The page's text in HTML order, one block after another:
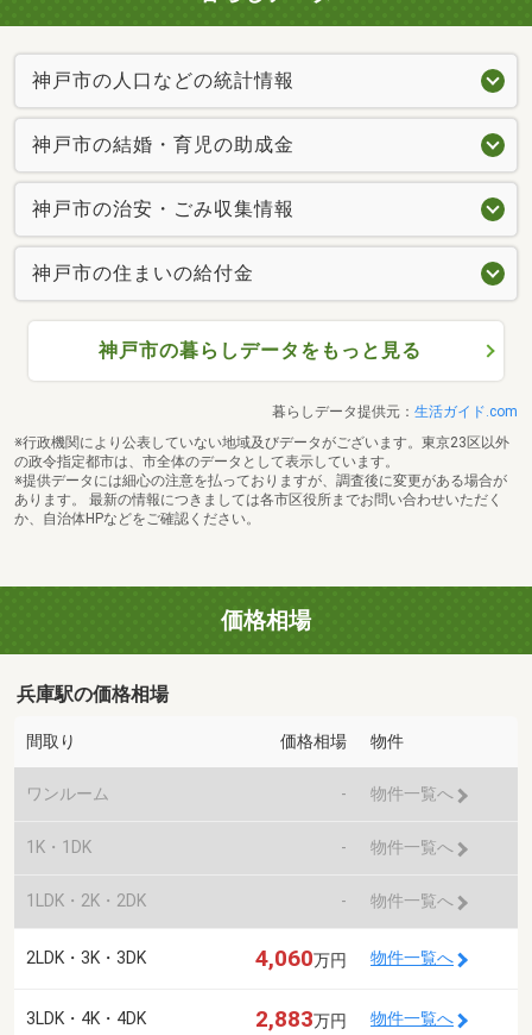
神戸市の人口などの統計情報
神戸市の結婚・育児の助成金
神戸市の治安・ごみ収集情報
神戸市の住まいの給付金
神戸市の暮らしデータをもっと見る
暮らしデータ提供元： 生活ガイド.com
※行政機関により公表していない地域及びデータがございます。東京23区以外
の政令指定都市は、市全体のデータとして表示しています。
※提供データには細心の注意を払っておりますが、調査後に変更がある場合が
あります。 最新の情報につきましては各市区役所までお問い合わせいただく
か、自治体HPなどをご確認ください。
価格相場
兵庫駅の価格相場
間取り 価格相場 物件
ワンルーム - 物件一覧へ
1K・1DK - 物件一覧へ
1LDK・2K・2DK - 物件一覧へ
2LDK・3K・3DK 4,060万円 物件一覧へ
3LDK・4K・4DK 2,883万円 物件一覧へ